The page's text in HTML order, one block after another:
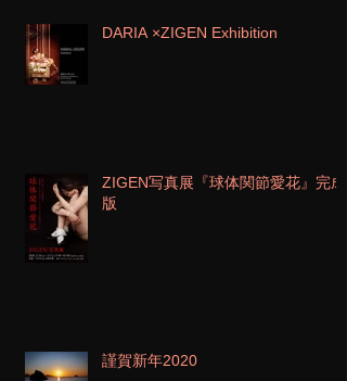
DARIA ×ZIGEN Exhibition
ZIGEN写真展『球体関節愛花』完成
版
謹賀新年2020